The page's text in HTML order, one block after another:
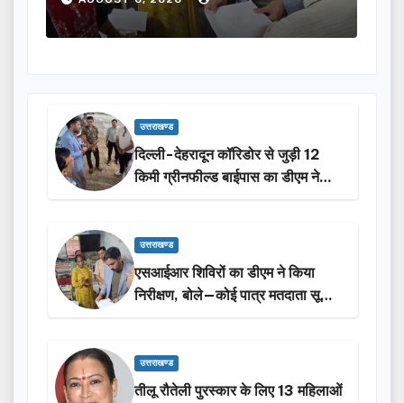
उत्तराखण्ड
दिल्ली-देहरादून कॉरिडोर से जुड़ी 12
किमी ग्रीनफील्ड बाईपास का डीएम ने
किया निरीक्षण…
उत्तराखण्ड
एसआईआर शिविरों का डीएम ने किया
निरीक्षण, बोले—कोई पात्र मतदाता सूची
से न छूटे…
उत्तराखण्ड
तीलू रौतेली पुरस्कार के लिए 13 महिलाओं